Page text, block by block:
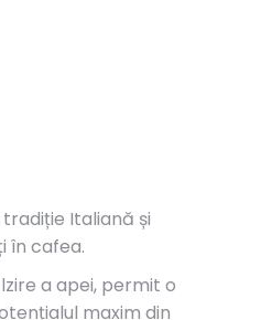
Italiană și
în cafea.
a apei, permit o
maxim din